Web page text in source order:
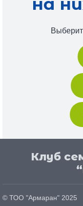
Клуб
© ТОО "Армаран" 2025